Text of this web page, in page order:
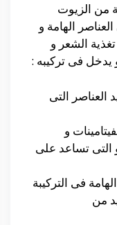
من الزيوت
الهامة و
الشعر و
يدخل فى تركيبه :
التى
و
التى تساعد على
فى التركيبة
من